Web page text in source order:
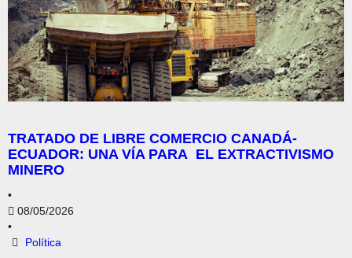
TRATADO DE LIBRE COMERCIO CANADÁ-
ECUADOR: UNA VÍA PARA EL EXTRACTIVISMO
MINERO
•
08/05/2026
•
Política